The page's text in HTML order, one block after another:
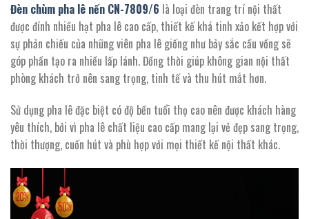
Đèn chùm pha lê nến CN-7809/6 là loại đèn trang trí nội thất
được đính nhiều hạt pha lê cao cấp, thiết kế khá tinh xảo kết hợp với
sự phản chiếu của những viên pha lê giống như bảy sắc cầu vồng sẽ
góp phần tạo ra nhiều lấp lánh. Đồng thời giúp không gian nội thất
phòng khách trở nên sang trọng, tinh tế và thu hút mắt hơn.
Sử dụng pha lê đặc biệt có độ bền tuổi thọ cao nên được khách hàng
yêu thích, bởi vì pha lê chất liệu cao cấp mang lại vẻ đẹp sang trọng,
thời thượng, cuốn hút và phù hợp với mọi thiết kế nội thất khác.